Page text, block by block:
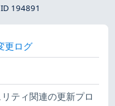
194891
更ログ
ティ関連の更新プロ